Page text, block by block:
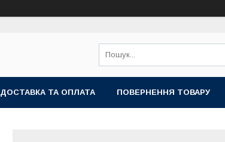
ДОСТАВКА ТА ОПЛАТА ПОВЕРНЕННЯ ТОВАРУ